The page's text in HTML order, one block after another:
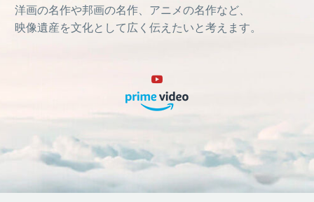
洋画の名作や邦画の名作、アニメの名作など、
映像遺産を文化として広く伝えたいと考えます。